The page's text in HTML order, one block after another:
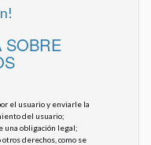
SOBRE
el usuario y enviarle la
del usuario;
una obligación legal;
derechos, como se